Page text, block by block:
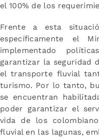
el 100% de los
Frente a esta
específicamente el
implementado
garantizar la seguridad
el transporte fluvial
turismo. Por lo tanto,
se encuentran
poder garantizar el
vida de los
fluvial en las lagunas,